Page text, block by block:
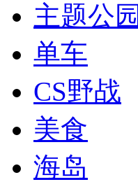
主题公园
单车
CS野战
美食
海岛